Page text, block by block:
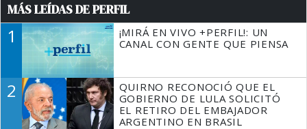
MÁS LEÍDAS DE PERFIL
1
¡MIRÁ EN VIVO +PERFIL!: UN
CANAL CON GENTE QUE PIENSA
2
QUIRNO RECONOCIÓ QUE EL
GOBIERNO DE LULA SOLICITÓ
EL RETIRO DEL EMBAJADOR
ARGENTINO EN BRASIL